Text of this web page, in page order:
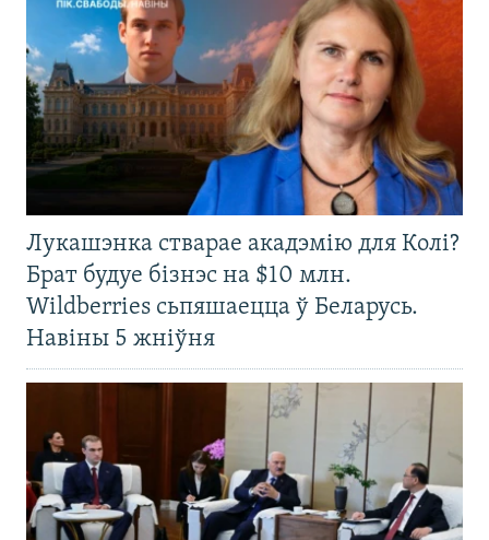
Лукашэнка стварае акадэмію для Колі?
Брат будуе бізнэс на $10 млн.
Wildberries сьпяшаецца ў Беларусь.
Навіны 5 жніўня